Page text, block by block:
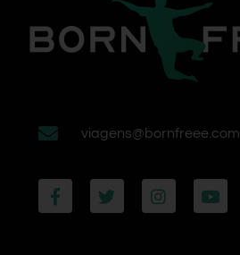
viagens@bornfreee.com